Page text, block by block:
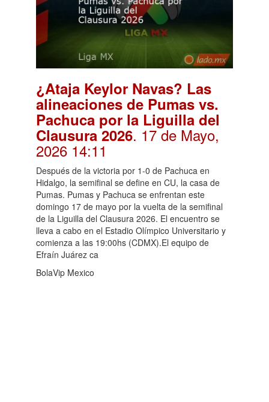
¿Ataja Keylor Navas? Las
alineaciones de Pumas vs.
Pachuca por la Liguilla del
Clausura 2026. 17 de Mayo,
2026 14:11
Después de la victoria por 1-0 de Pachuca en
Hidalgo, la semifinal se define en CU, la casa de
Pumas. Pumas y Pachuca se enfrentan este
domingo 17 de mayo por la vuelta de la semifinal
de la Liguilla del Clausura 2026. El encuentro se
lleva a cabo en el Estadio Olímpico Universitario y
comienza a las 19:00hs (CDMX).El equipo de
Efraín Juárez ca
BolaVip Mexico